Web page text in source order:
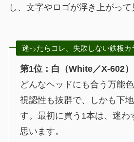
し、文字やロゴが浮き上がって
迷ったらコレ。失敗しない鉄板カ
第1位：白（White／X-602）
どんなヘッドにも合う万能
視認性も抜群で、しかも下
す。最初に買う1本は、迷わ
思います。